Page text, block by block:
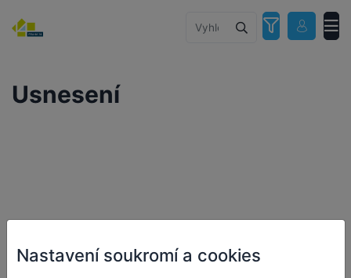
Usnesení
Nastavení soukromí a cookies